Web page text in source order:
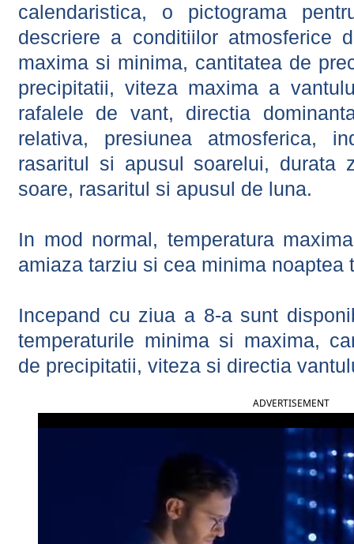
calendaristica, o pictograma
descriere a conditiilor atmosferice
maxima si minima, cantitatea de
precipitatii, viteza maxima a
rafalele de vant, directia
relativa, presiunea atmosferica,
rasaritul si apusul soarelui, durata
soare, rasaritul si apusul de luna.
In mod normal, temperatura
amiaza tarziu si cea minima noaptea
Incepand cu ziua a 8-a sunt
temperaturile minima si maxima,
de precipitatii, viteza si directia
ADVERTISEMENT